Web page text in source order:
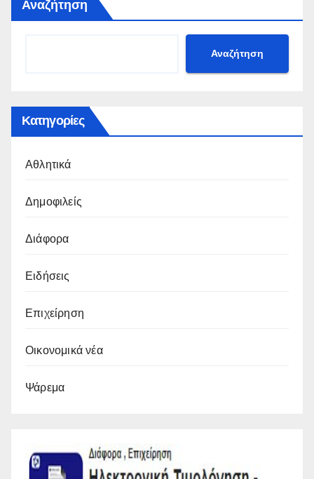
Αναζήτηση
Αναζήτηση
Κατηγορίες
Αθλητικά
Δημοφιλείς
Διάφορα
Ειδήσεις
Επιχείρηση
Οικονομικά νέα
Ψάρεμα